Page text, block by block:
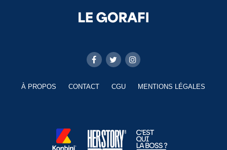
À PROPOS CONTACT CGU MENTIONS LÉGALES